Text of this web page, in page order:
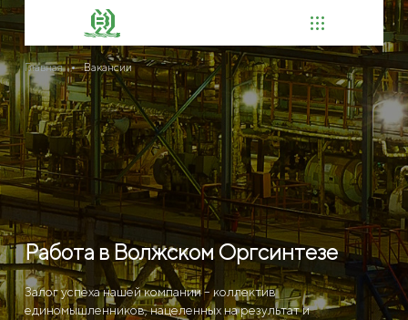
Главная Вакансии
Работа в Волжском Оргсинтезе
Залог успеха нашей компании – коллектив
единомышленников, нацеленных на результат и